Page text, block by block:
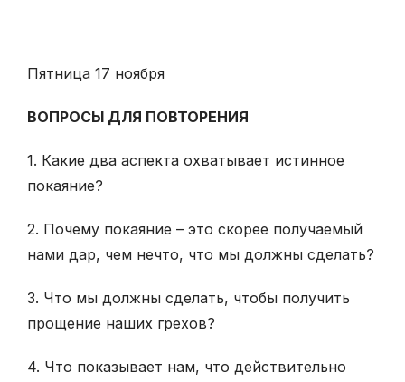
Пятница 17 ноября
ВОПРОСЫ ДЛЯ ПОВТОРЕНИЯ
1. Какие два аспекта охватывает истинное
покаяние?
2. Почему покаяние – это скорее получаемый
нами дар, чем нечто, что мы должны сделать?
3. Что мы должны сделать, чтобы получить
прощение наших грехов?
4. Что показывает нам, что действительно